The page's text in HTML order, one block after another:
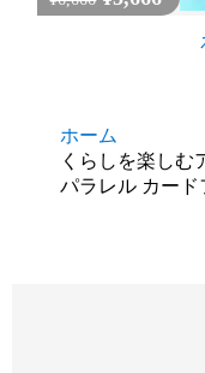
ホーム
くらしを楽し
パラレル カー